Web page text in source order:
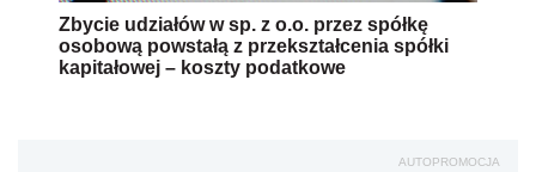
Zbycie udziałów w sp. z o.o. przez spółkę
osobową powstałą z przekształcenia spółki
kapitałowej – koszty podatkowe
AUTOPROMOCJA